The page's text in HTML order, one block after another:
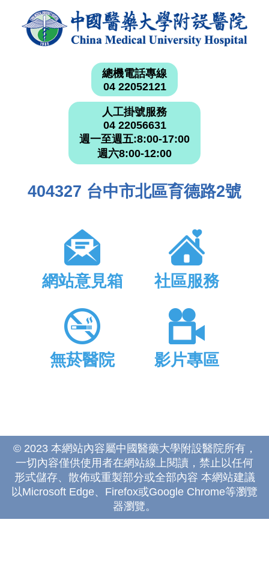
總機電話專線
04 22052121
人工掛號服務
04 22056631
週一至週五:8:00-17:00
週六8:00-12:00
404327 台中市北區育德路2號
網站意見箱 社區服務
無菸醫院 影片專區
© 2023 本網站內容屬中國醫藥大學附設醫院所有，
一切內容僅供使用者在網站線上閱讀，禁止以任何
形式儲存、散佈或重製部分或全部內容 本網站建議
以Microsoft Edge、Firefox或Google Chrome等瀏覽
器瀏覽。